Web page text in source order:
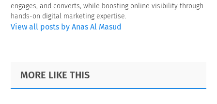
engages, and converts, while boosting online visibility through
hands-on digital marketing expertise.
View all posts by Anas Al Masud
Primary
Sidebar
Footer
MORE LIKE THIS